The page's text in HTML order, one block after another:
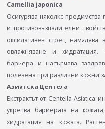
Camellia japonica
Осигурява няколко предимства
и противовъзпалителни
оксидативен стрес, намалява
овлажняване и хидратация.
бариера и насърчава
полезена при различни кожни
Азиатска Центела
Екстрактът от Centella Asiatica
укрепва бариерата на
хидратация на кожата.